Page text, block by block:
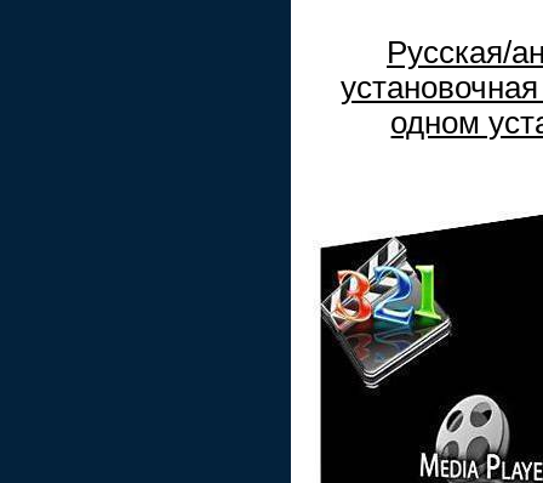
Русская/
одном